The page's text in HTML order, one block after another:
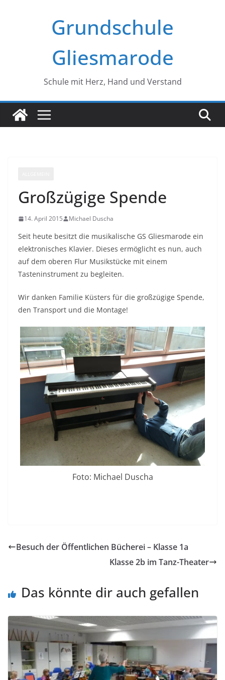
Grundschule
Gliesmarode
Schule mit Herz, Hand und Verstand
Großzügige Spende
14. April 2015 Michael Duscha
Seit heute besitzt die musikalische GS Gliesmarode ein
elektronisches Klavier. Dieses ermöglicht es nun, auch
auf dem oberen Flur Musikstücke mit einem
Tasteninstrument zu begleiten.
Wir danken Familie Küsters für die großzügige Spende,
den Transport und die Montage!
Foto: Michael Duscha
Besuch der Öffentlichen Bücherei – Klasse 1a
Klasse 2b im Tanz-Theater
Das könnte dir auch gefallen